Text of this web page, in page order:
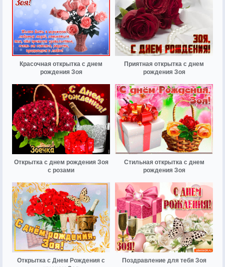
Красочная открытка с днем
рождения Зоя
Приятная открытка с днем
рождения Зоя
Открытка с днем рождения Зоя
с розами
Стильная открытка с днем
рождения Зоя
Открытка с Днем Рождения с
Поздравление для тебя Зоя